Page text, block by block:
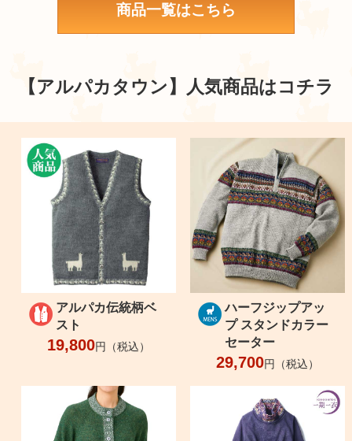
商品一覧はこちら
【アルパカタウン】 人気商品はコチラ
アルパカ伝統柄ベ
スト
19,800円（税込）
ハーフジップアッ
プ スタンドカラー
セーター
29,700円（税込）